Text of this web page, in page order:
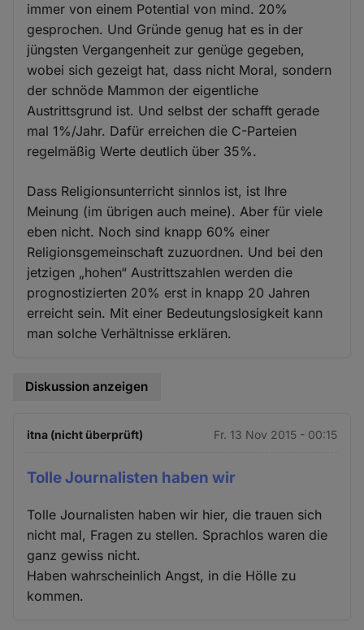
immer von einem Potential von mind. 20%
gesprochen. Und Gründe genug hat es in der
jüngsten Vergangenheit zur genüge gegeben,
wobei sich gezeigt hat, dass nicht Moral, sondern
der schnöde Mammon der eigentliche
Austrittsgrund ist. Und selbst der schafft gerade
mal 1%/Jahr. Dafür erreichen die C-Parteien
regelmäßig Werte deutlich über 35%.
Dass Religionsunterricht sinnlos ist, ist Ihre
Meinung (im übrigen auch meine). Aber für viele
eben nicht. Noch sind knapp 60% einer
Religionsgemeinschaft zuzuordnen. Und bei den
jetzigen „hohen“ Austrittszahlen werden die
prognostizierten 20% erst in knapp 20 Jahren
erreicht sein. Mit einer Bedeutungslosigkeit kann
man solche Verhältnisse erklären.
Diskussion anzeigen
itna (nicht überprüft) Fr. 13 Nov 2015 - 00:15
Tolle Journalisten haben wir
Tolle Journalisten haben wir hier, die trauen sich
nicht mal, Fragen zu stellen. Sprachlos waren die
ganz gewiss nicht.
Haben wahrscheinlich Angst, in die Hölle zu
kommen.